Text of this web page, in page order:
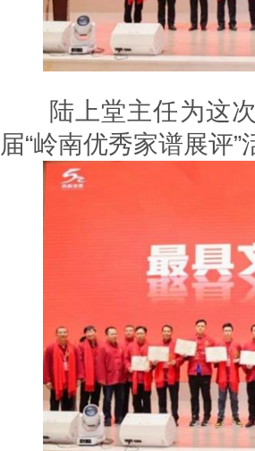
陆上堂主任为这次
届“岭南优秀家谱展评